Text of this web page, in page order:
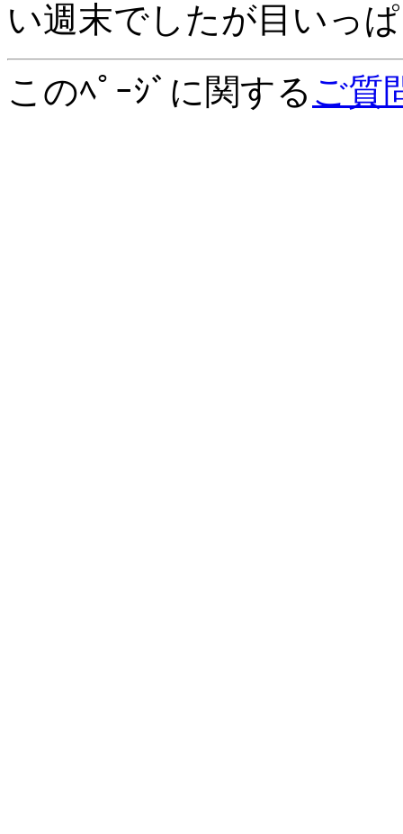
い週末でしたが目いっ
このﾍﾟｰｼﾞに関する ご質